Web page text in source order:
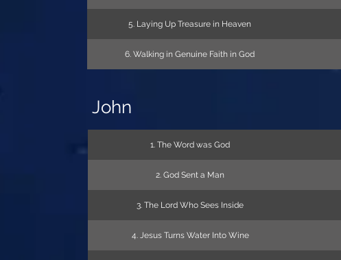
5. Laying Up Treasure in Heaven
6. Walking in Genuine Faith in God
John
1. The Word was God
2. God Sent a Man
3. The Lord Who Sees Inside
4. Jesus Turns Water Into Wine